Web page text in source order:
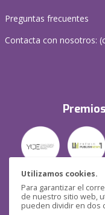
Utilizamos cookies.
Para garantizar el
de nuestro sitio web,
pueden dividir en dos
Preguntas frecuentes
Contacta con nosotros: (